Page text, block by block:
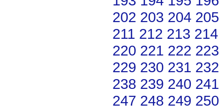
202 203 204 205
211 212 213 214
220 221 222 223
229 230 231 232
238 239 240 241
247 248 249 250